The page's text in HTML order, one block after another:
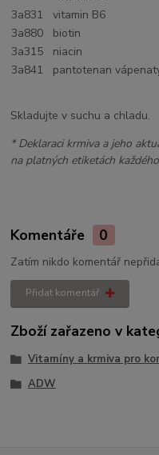
3a831 vitamin B6
3a880 biotin
3a315 niacin
3a841 pantotenan
Skladujte v suchu a chladu.
* Deklaraci krmiva a jeho
na platných etiketách
Komentáře 0
Zatím nikdo komentář
Přidat komentář
Zboží zařazeno v
Vitamíny a krmiva pro
ADW